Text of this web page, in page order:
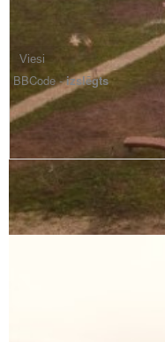
BBCode -izslēgts